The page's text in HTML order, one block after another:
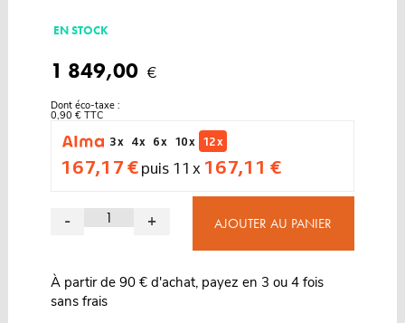
EN STOCK
1 849,00 €
Dont éco-taxe :
0,90 € TTC
3 x
4 x 6 x 10 x 12 x
167,17 €puis 11 x 167,11 €
- + AJOUTER AU PANIER
À partir de 90 € d'achat, payez en 3 ou 4 fois
sans frais